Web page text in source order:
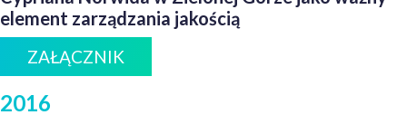
element zarządzania jakością
ZAŁĄCZNIK
2016